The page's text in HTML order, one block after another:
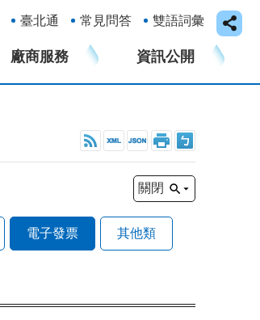
臺北通 常見問答 雙語詞彙
廠商服務 資訊公開
關閉
電子發票 其他類